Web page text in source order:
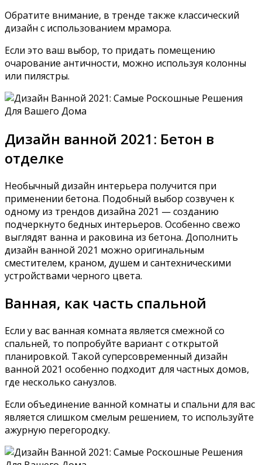
Обратите внимание, в тренде также классический
дизайн с использованием мрамора.
Если это ваш выбор, то придать помещению
очарование античности, можно используя колонны
или пилястры.
Дизайн ванной 2021: Бетон в
отделке
Необычный дизайн интерьера получится при
применении бетона. Подобный выбор созвучен к
одному из трендов дизайна 2021 — созданию
подчеркнуто бедных интерьеров. Особенно свежо
выглядят ванна и раковина из бетона. Дополнить
дизайн ванной 2021 можно оригинальным
сместителем, краном, душем и сантехническими
устройствами черного цвета.
Ванная, как часть спальной
Если у вас ванная комната является смежной со
спальней, то попробуйте вариант с открытой
планировкой. Такой суперсовременный дизайн
ванной 2021 особенно подходит для частных домов,
где несколько санузлов.
Если объединение ванной комнаты и спальни для вас
является слишком смелым решением, то используйте
ажурную перегородку.